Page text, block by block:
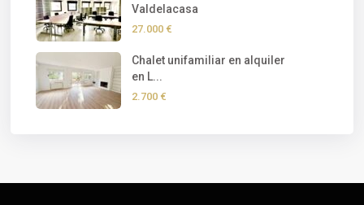
Valdelacasa
27.000 €
Chalet unifamiliar en alquiler
en L...
2.700 €